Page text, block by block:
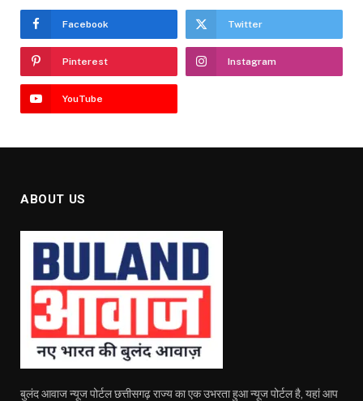
Facebook Twitter
Pinterest Instagram
YouTube
ABOUT US
बुलंद आवाज न्यूज पोर्टल छत्तीसगढ़ राज्य का एक उभरता हुआ न्यूज पोर्टल है, यहां आप